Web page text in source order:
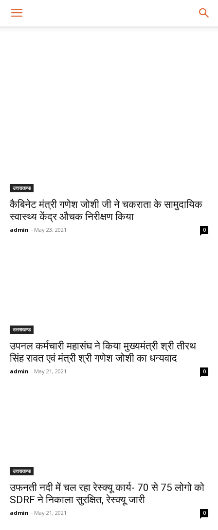
उत्तराखण्ड
कैबिनेट मंत्री गणेश जोशी जी ने चकराता के सामुदायिक
स्वास्थ्य केंद्र औचक निरीक्षण किया
admin - May 23, 2021 0
उत्तराखण्ड
उपनल कर्मचारी महासंघ ने किया मुख्यमंत्री श्री तीरथ
सिंह रावत एवं मंत्री श्री गणेश जोशी का धन्यवाद
admin - May 21, 2021 0
उत्तराखण्ड
उफनती नदी में चल रहा रेस्क्यू कार्य- 70 से 75 लोगो को
SDRF ने निकाला सुरक्षित, रेस्क्यू जारी
admin - May 21, 2021 0